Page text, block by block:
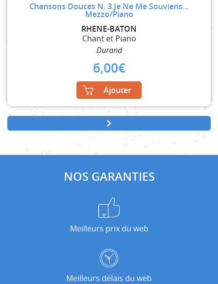
Chansons Douces N. 3 Je Ne Me Souviens…
Mezzo/Piano
RHENE-BATON
Chant et Piano
Durand
6,00€
Ajouter
NOS GARANTIES
Meilleurs prix du web
Meilleurs délais du web